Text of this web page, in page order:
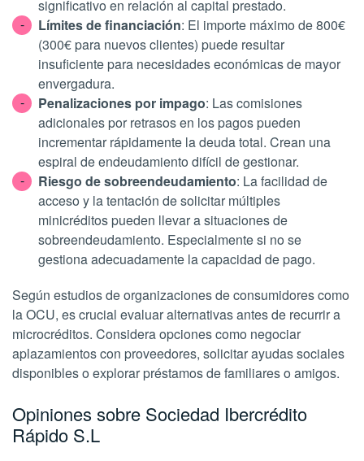
significativo en relación al capital prestado.
Límites de financiación: El importe máximo de 800€
(300€ para nuevos clientes) puede resultar
insuficiente para necesidades económicas de mayor
envergadura.
Penalizaciones por impago: Las comisiones
adicionales por retrasos en los pagos pueden
incrementar rápidamente la deuda total. Crean una
espiral de endeudamiento difícil de gestionar.
Riesgo de sobreendeudamiento: La facilidad de
acceso y la tentación de solicitar múltiples
minicréditos pueden llevar a situaciones de
sobreendeudamiento. Especialmente si no se
gestiona adecuadamente la capacidad de pago.
Según estudios de organizaciones de consumidores como
la OCU, es crucial evaluar alternativas antes de recurrir a
microcréditos. Considera opciones como negociar
aplazamientos con proveedores, solicitar ayudas sociales
disponibles o explorar préstamos de familiares o amigos.
Opiniones sobre Sociedad Ibercrédito
Rápido S.L